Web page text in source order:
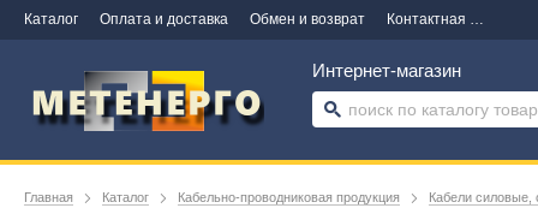
Каталог Оплата и доставка Обмен и возврат Контактная информация
Интернет-магазин
Главная Каталог Кабельно-проводниковая продукция Кабели силовые,